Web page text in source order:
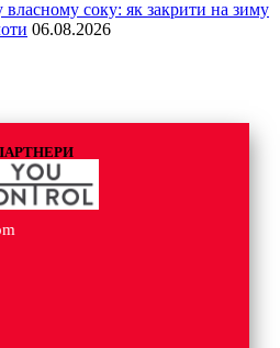
власному соку: як закрити на зиму
06.08.2026